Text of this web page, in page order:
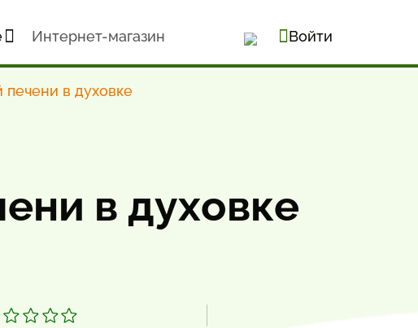
Интернет-магазин Войти
печени в духовке
в духовке